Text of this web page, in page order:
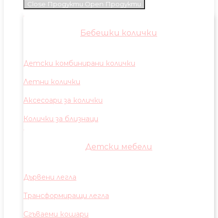
Close Продукти Open Продукти
Бебешки колички
Детски комбинирани колички
Летни колички
Аксесоари за колички
Колички за близнаци
Детски мебели
Дървени легла
Трансформиращи легла
Сгъваеми кошари